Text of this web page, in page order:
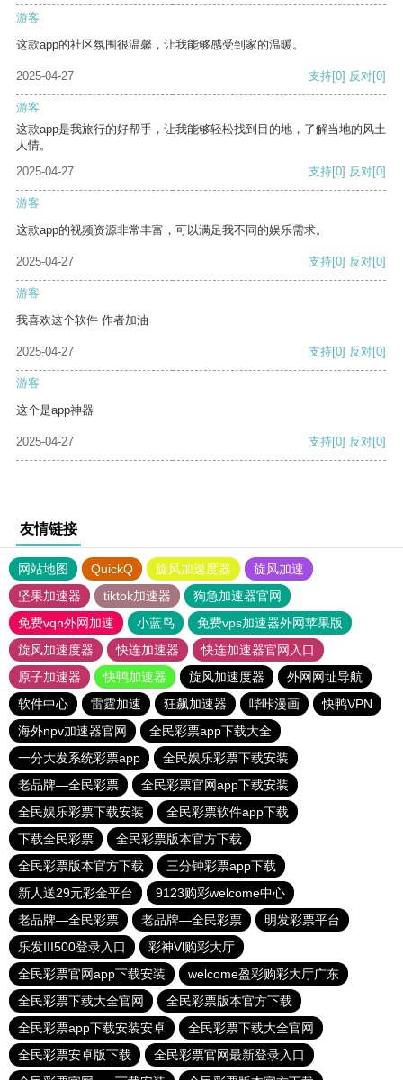
游客
这款app的社区氛围很温馨，让我能够感受到家的温暖。
2025-04-27 支持[0] 反对[0]
游客
这款app是我旅行的好帮手，让我能够轻松找到目的地，了解当地的风土
人情。
2025-04-27
支持[0] 反对[0]
游客
这款app的视频资源非常丰富，可以满足我不同的娱乐需求。
2025-04-27 支持[0] 反对[0]
游客
我喜欢这个软件 作者加油
2025-04-27 支持[0] 反对[0]
游客
这个是app神器
2025-04-27 支持[0] 反对[0]
友情链接
网站地图 QuickQ 旋风加速度器
旋风加速
坚果加速器
tiktok加速器
狗急加速器官网
免费vqn外网加速
小蓝鸟
免费vps加速器外网苹果版
旋风加速度器
快连加速器
快连加速器官网入口
原子加速器
快鸭加速器 旋风加速度器
外网网址导航
软件中心
雷霆加速 狂飙加速器 哔咔漫画
快鸭VPN
海外npv加速器官网
全民彩票app下载大全
一分大发系统彩票app
全民娱乐彩票下载安装
老品牌—全民彩票
全民彩票官网app下载安装
全民娱乐彩票下载安装
全民彩票软件app下载
下载全民彩票
全民彩票版本官方下载
全民彩票版本官方下载
三分钟彩票app下载
新人送29元彩金平台
9123购彩welcome中心
老品牌—全民彩票
老品牌—全民彩票
明发彩票平台
乐发III500登录入口
彩神Vl购彩大厅
全民彩票官网app下载安装
welcome盈彩购彩大厅广东
全民彩票下载大全官网
全民彩票版本官方下载
全民彩票app下载安装安卓
全民彩票下载大全官网
全民彩票安卓版下载
全民彩票官网最新登录入口